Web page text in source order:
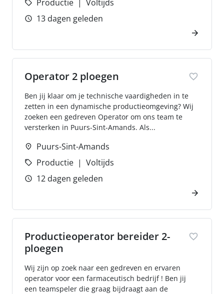
Productie
Voltijds
13 dagen geleden
Operator 2 ploegen
Ben jij klaar om je technische vaardigheden in te
zetten in een dynamische productieomgeving? Wij
zoeken een gedreven Operator om ons team te
versterken in Puurs-Sint-Amands. Als...
Puurs-Sint-Amands
Productie
Voltijds
12 dagen geleden
Productieoperator bereider 2-
ploegen
Wij zijn op zoek naar een gedreven en ervaren
operator voor een farmaceutisch bedrijf ! Ben jij
een teamspeler die graag bijdraagt aan de